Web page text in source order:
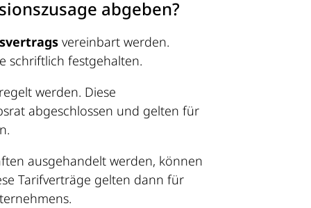
abgeben?
vereinbart werden.
schriftlich festgehalten.
werden. Diese
abgeschlossen und gelten für
ausgehandelt werden, können
Tarifverträge gelten dann für